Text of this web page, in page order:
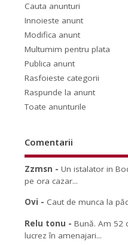
Cauta anunturi
Innoieste anunt
Modifica anunt
Multumim pentru plata
Publica anunt
Rasfoieste categorii
Raspunde la anunt
Toate anunturile
Comentarii
Zzmsn -Un istalator in
pe ora cazar...
Ovi - Caut de munca la
Relu tonu -Bună. Am 52
lucrez în amenajari...